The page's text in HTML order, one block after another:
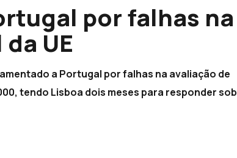
por falhas na
UE
a Portugal por falhas na avaliação de
tendo Lisboa dois meses para responder sob